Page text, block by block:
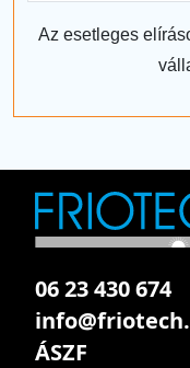
Az esetleges
06 23 430 674
ÁSZF